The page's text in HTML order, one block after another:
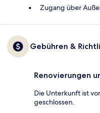
Zugang über
Gebühren &
Renovierungen
Die Unterkunft ist
geschlossen.